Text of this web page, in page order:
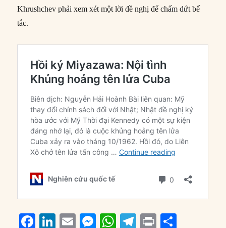
Khrushchev phải xem xét một lời đề nghị để chấm dứt bế
tắc.
F
Li E
M W T
P